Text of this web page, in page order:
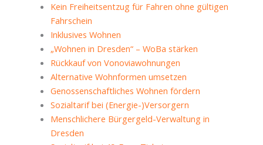
Kein Freiheitsentzug für Fahren ohne gültigen
Fahrschein
Inklusives Wohnen
„Wohnen in Dresden“ – WoBa stärken
Rückkauf von Vonoviawohnungen
Alternative Wohnformen umsetzen
Genossenschaftliches Wohnen fördern
Sozialtarif bei (Energie-)Versorgern
Menschlichere Bürgergeld-Verwaltung in
Dresden